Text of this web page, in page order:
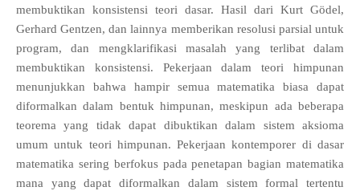
membuktikan konsistensi teori dasar. Hasil dari Kurt Gödel,
Gerhard Gentzen, dan lainnya memberikan resolusi parsial untuk
program, dan mengklarifikasi masalah yang terlibat dalam
membuktikan konsistensi. Pekerjaan dalam teori himpunan
menunjukkan bahwa hampir semua matematika biasa dapat
diformalkan dalam bentuk himpunan, meskipun ada beberapa
teorema yang tidak dapat dibuktikan dalam sistem aksioma
umum untuk teori himpunan. Pekerjaan kontemporer di dasar
matematika sering berfokus pada penetapan bagian matematika
mana yang dapat diformalkan dalam sistem formal tertentu